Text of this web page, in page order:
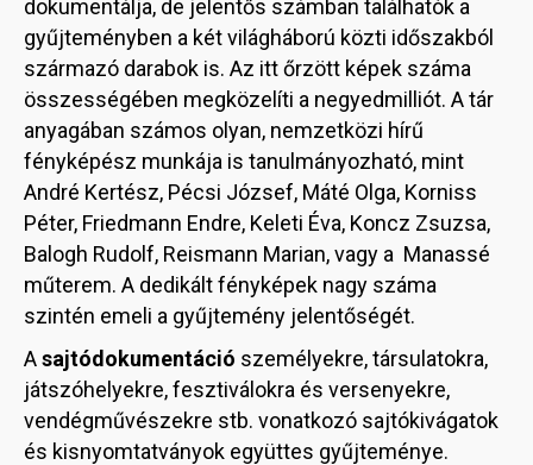
dokumentálja, de jelentős számban találhatók a
gyűjteményben a két világháború közti időszakból
származó darabok is. Az itt őrzött képek száma
összességében megközelíti a negyedmilliót. A tár
anyagában számos olyan, nemzetközi hírű
fényképész munkája is tanulmányozható, mint
André Kertész, Pécsi József, Máté Olga, Korniss
Péter, Friedmann Endre, Keleti Éva, Koncz Zsuzsa,
Balogh Rudolf, Reismann Marian, vagy a Manassé
műterem. A dedikált fényképek nagy száma
szintén emeli a gyűjtemény jelentőségét.
Asajtódokumentáció személyekre, társulatokra,
játszóhelyekre, fesztiválokra és versenyekre,
vendégművészekre stb. vonatkozó sajtókivágatok
és kisnyomtatványok együttes gyűjteménye.